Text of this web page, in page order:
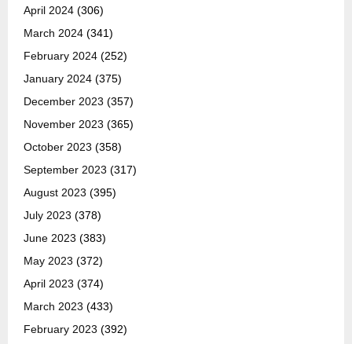
April 2024 (306)
March 2024 (341)
February 2024 (252)
January 2024 (375)
December 2023 (357)
November 2023 (365)
October 2023 (358)
September 2023 (317)
August 2023 (395)
July 2023 (378)
June 2023 (383)
May 2023 (372)
April 2023 (374)
March 2023 (433)
February 2023 (392)